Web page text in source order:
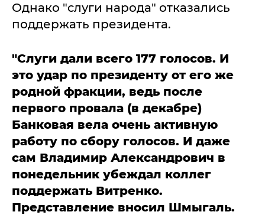
Однако "слуги народа" отказались
поддержать президента.
"Слуги дали всего 177 голосов. И
это удар по президенту от его же
родной фракции, ведь после
первого провала (в декабре)
Банковая вела очень активную
работу по сбору голосов. И даже
сам Владимир Александрович в
понедельник убеждал коллег
поддержать Витренко.
Представление вносил Шмыгаль.